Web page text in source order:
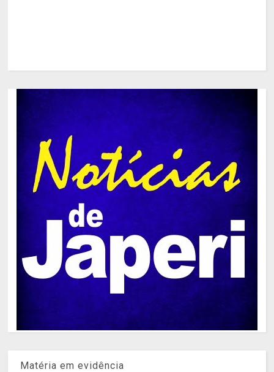
Matéria em evidência